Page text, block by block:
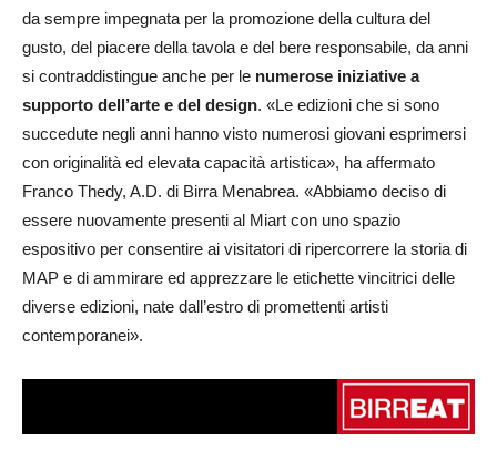
da sempre impegnata per la promozione della cultura del
gusto, del piacere della tavola e del bere responsabile, da anni
si contraddistingue anche per le numerose iniziative a
supporto dell’arte e del design. «Le edizioni che si sono
succedute negli anni hanno visto numerosi giovani esprimersi
con originalità ed elevata capacità artistica», ha affermato
Franco Thedy, A.D. di Birra Menabrea. «Abbiamo deciso di
essere nuovamente presenti al Miart con uno spazio
espositivo per consentire ai visitatori di ripercorrere la storia di
MAP e di ammirare ed apprezzare le etichette vincitrici delle
diverse edizioni, nate dall’estro di promettenti artisti
contemporanei».